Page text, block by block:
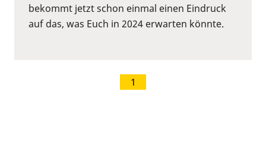
bekommt jetzt schon einmal einen Eindruck
auf das, was Euch in 2024 erwarten könnte.
1